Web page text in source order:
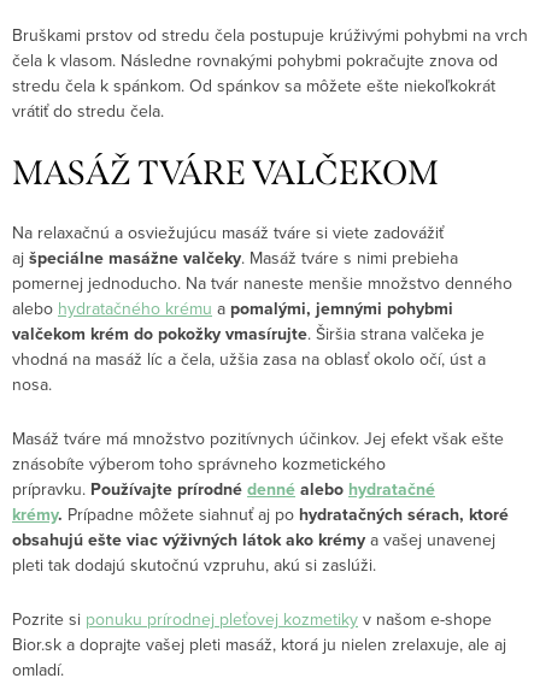
Bruškami prstov od stredu čela postupuje krúživými pohybmi na vrch
čela k vlasom. Následne rovnakými pohybmi pokračujte znova od
stredu čela k spánkom. Od spánkov sa môžete ešte niekoľkokrát
vrátiť do stredu čela.
MASÁŽ TVÁRE VALČEKOM
Na relaxačnú a osviežujúcu masáž tváre si viete zadovážiť
aj špeciálne masážne valčeky. Masáž tváre s nimi prebieha
pomernej jednoducho. Na tvár naneste menšie množstvo denného
alebo hydratačného krému a pomalými, jemnými pohybmi
valčekom krém do pokožky vmasírujte. Širšia strana valčeka je
vhodná na masáž líc a čela, užšia zasa na oblasť okolo očí, úst a
nosa.
Masáž tváre má množstvo pozitívnych účinkov. Jej efekt však ešte
znásobíte výberom toho správneho kozmetického
prípravku. Používajte prírodnédennéalebo hydratačné
krémy. Prípadne môžete siahnuť aj po hydratačných sérach, ktoré
obsahujú ešte viac výživných látok ako krémy a vašej unavenej
pleti tak dodajú skutočnú vzpruhu, akú si zaslúži.
Pozrite si ponuku prírodnej pleťovej kozmetiky v našom e-shope
Bior.sk a doprajte vašej pleti masáž, ktorá ju nielen zrelaxuje, ale aj
omladí.